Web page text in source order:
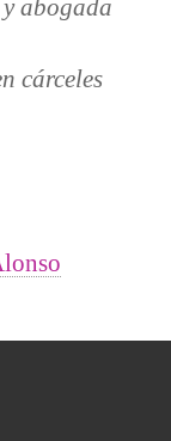
abogada
cárceles